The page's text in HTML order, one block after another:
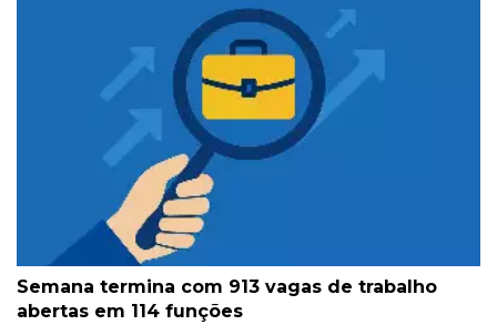
Semana termina com 913 vagas de trabalho
abertas em 114 funções